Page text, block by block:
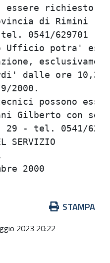
essere
Provincia di
- tel.
Ufficio
dalle
tecnici
Gilberto
n.
STAMPA
2023 20:22